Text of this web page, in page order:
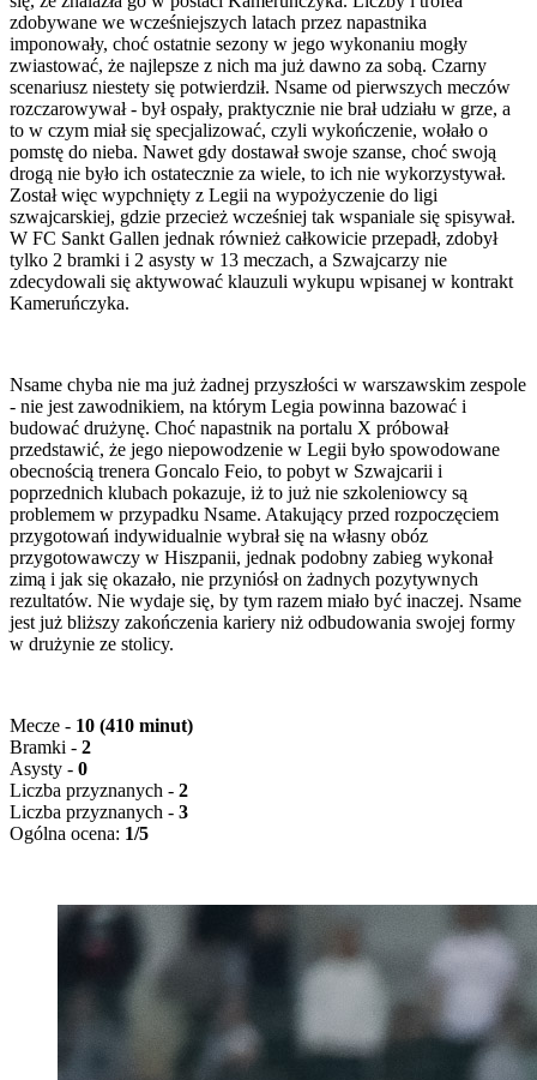
zdobywane we wcześniejszych latach przez napastnika
imponowały, choć ostatnie sezony w jego wykonaniu mogły
zwiastować, że najlepsze z nich ma już dawno za sobą. Czarny
scenariusz niestety się potwierdził. Nsame od pierwszych meczów
rozczarowywał - był ospały, praktycznie nie brał udziału w grze, a
to w czym miał się specjalizować, czyli wykończenie, wołało o
pomstę do nieba. Nawet gdy dostawał swoje szanse, choć swoją
drogą nie było ich ostatecznie za wiele, to ich nie wykorzystywał.
Został więc wypchnięty z Legii na wypożyczenie do ligi
szwajcarskiej, gdzie przecież wcześniej tak wspaniale się spisywał.
W FC Sankt Gallen jednak również całkowicie przepadł, zdobył
tylko 2 bramki i 2 asysty w 13 meczach, a Szwajcarzy nie
zdecydowali się aktywować klauzuli wykupu wpisanej w kontrakt
Kameruńczyka.
Nsame chyba nie ma już żadnej przyszłości w warszawskim zespole
- nie jest zawodnikiem, na którym Legia powinna bazować i
budować drużynę. Choć napastnik na portalu X próbował
przedstawić, że jego niepowodzenie w Legii było spowodowane
obecnością trenera Goncalo Feio, to pobyt w Szwajcarii i
poprzednich klubach pokazuje, iż to już nie szkoleniowcy są
problemem w przypadku Nsame. Atakujący przed rozpoczęciem
przygotowań indywidualnie wybrał się na własny obóz
przygotowawczy w Hiszpanii, jednak podobny zabieg wykonał
zimą i jak się okazało, nie przyniósł on żadnych pozytywnych
rezultatów. Nie wydaje się, by tym razem miało być inaczej. Nsame
jest już bliższy zakończenia kariery niż odbudowania swojej formy
w drużynie ze stolicy.
Mecze - 10 (410 minut)
Bramki - 2
Asysty - 0
Liczba przyznanych - 2
Liczba przyznanych - 3
Ogólna ocena: 1/5